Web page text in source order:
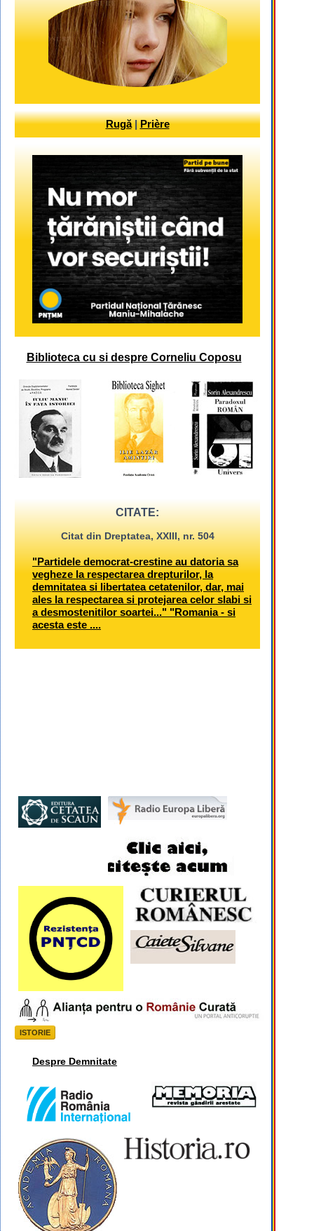
Rugă|Prière
Biblioteca cu si despre Corneliu Coposu
CITATE:
Citat din Dreptatea, XXIII, nr. 504
"Partidele democrat-crestine au datoria sa
vegheze la respectarea drepturilor, la
demnitatea si libertatea cetatenilor, dar, mai
ales la respectarea si protejarea celor slabi si
a desmostenitilor soartei..." "Romania - si
acesta este ....
ISTORIE
Despre Demnitate